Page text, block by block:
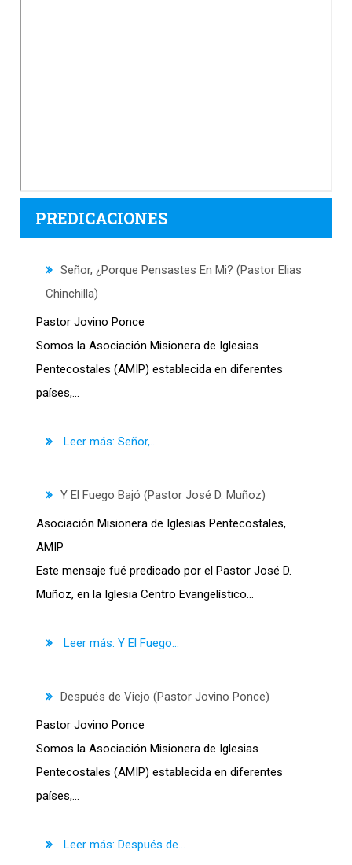
PREDICACIONES
Señor, ¿Porque Pensastes En Mi? (Pastor Elias
Chinchilla)
Pastor Jovino Ponce
Somos la Asociación Misionera de Iglesias
Pentecostales (AMIP) establecida en diferentes
países,...
Leer más: Señor,...
Y El Fuego Bajó (Pastor José D. Muñoz)
Asociación Misionera de Iglesias Pentecostales,
AMIP
Este mensaje fué predicado por el Pastor José D.
Muñoz, en la Iglesia Centro Evangelístico...
Leer más: Y El Fuego...
Después de Viejo (Pastor Jovino Ponce)
Pastor Jovino Ponce
Somos la Asociación Misionera de Iglesias
Pentecostales (AMIP) establecida en diferentes
países,...
Leer más: Después de...